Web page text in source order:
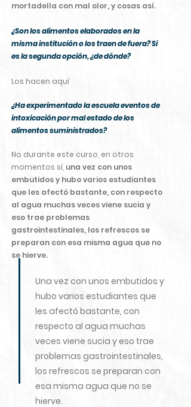
mortadella con mal olor, y cosas así.
¿Son los alimentos elaborados en la
misma institución o los traen de fuera? Si
es la segunda opción, ¿de dónde?
Los hacen aquí
¿Ha experimentado la escuela eventos de
intoxicación por mal estado de los
alimentos suministrados?
No durante este curso, en otros
momentos sí, una vez con unos
embutidos y hubo varios estudiantes
que les afectó bastante, con respecto
al agua muchas veces viene sucia y
eso trae problemas
gastrointestinales, los refrescos se
preparan con esa misma agua que no
se hierve.
Una vez con unos embutidos y
hubo varios estudiantes que
les afectó bastante, con
respecto al agua muchas
veces viene sucia y eso trae
problemas gastrointestinales,
los refrescos se preparan con
esa misma agua que no se
hierve.